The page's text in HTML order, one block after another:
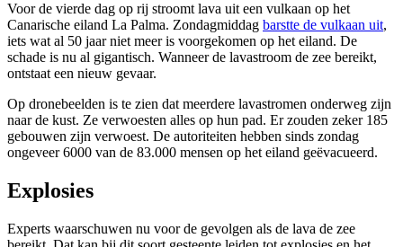
Voor de vierde dag op rij stroomt lava uit een vulkaan op het
Canarische eiland La Palma. Zondagmiddag barstte de vulkaan uit,
iets wat al 50 jaar niet meer is voorgekomen op het eiland. De
schade is nu al gigantisch. Wanneer de lavastroom de zee bereikt,
ontstaat een nieuw gevaar.
Op dronebeelden is te zien dat meerdere lavastromen onderweg zijn
naar de kust. Ze verwoesten alles op hun pad. Er zouden zeker 185
gebouwen zijn verwoest. De autoriteiten hebben sinds zondag
ongeveer 6000 van de 83.000 mensen op het eiland geëvacueerd.
Explosies
Experts waarschuwen nu voor de gevolgen als de lava de zee